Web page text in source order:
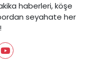
haberleri, köşe
seyahate her